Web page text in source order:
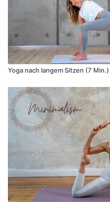
Yoga nach langem Sitzen (7 Min.)